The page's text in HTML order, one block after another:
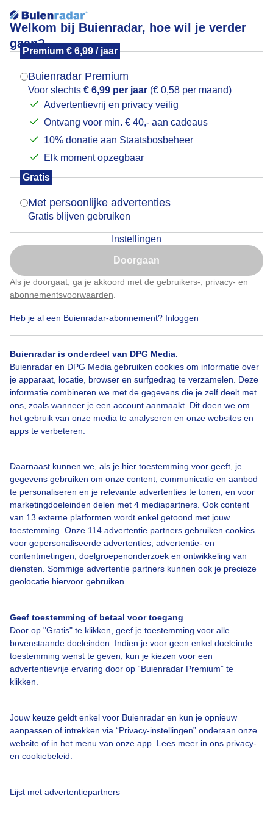
Welkom bij Buienradar, hoe wil je verder
gaan?
Premium € 6,99 / jaar
Buienradar Premium
Voor slechts € 6,99 per jaar (€ 0,58 per maand)
Advertentievrij en privacy veilig
Ontvang voor min. € 40,- aan cadeaus
10% donatie aan Staatsbosbeheer
Elk moment opzegbaar
Gratis
Met persoonlijke advertenties
Gratis blijven gebruiken
Instellingen
Doorgaan
Als je doorgaat, ga je akkoord met de gebruikers- privacy- en
abonnementsvoorwaarden
Heb je al een Buienradar-abonnement? Inloggen
Buienradar is onderdeel van DPG Media.
Buienradar en DPG Media gebruiken cookies om informatie over
je apparaat, locatie, browser en surfgedrag te verzamelen. Deze
informatie combineren we met de gegevens die je zelf deelt met
ons, zoals wanneer je een account aanmaakt. Dit doen we om
het gebruik van onze media te analyseren en onze websites en
apps te verbeteren.
Daarnaast kunnen we, als je hier toestemming voor geeft, je
gegevens gebruiken om onze content, communicatie en aanbod
te personaliseren en je relevante advertenties te tonen, en voor
marketingdoeleinden delen met 4 mediapartners. Ook content
van 13 externe platformen wordt enkel getoond met jouw
toestemming. Onze 114 advertentie partners gebruiken cookies
voor gepersonaliseerde advertenties, advertentie- en
contentmetingen, doelgroepenonderzoek en ontwikkeling van
diensten. Sommige advertentie partners kunnen ook je precieze
geolocatie hiervoor gebruiken.
Geef toestemming of betaal voor toegang
Door op "Gratis" te klikken, geef je toestemming voor alle
bovenstaande doeleinden. Indien je voor geen enkel doeleinde
toestemming wenst te geven, kun je kiezen voor een
advertentievrije ervaring door op “Buienradar Premium” te
klikken.
Jouw keuze geldt enkel voor Buienradar en kun je opnieuw
aanpassen of intrekken via “Privacy-instellingen” onderaan onze
website of in het menu van onze app. Lees meer in ons privacy-
en cookiebeleid
Lijst met advertentiepartners
Een mooi plekje om te grazen. Polder van Eemnes
vanmiddag.
Bekijk slideshow
Een moment geduld aub...
Over Buienradar
Veelgestelde vragen
Contact
Toegankelijkheid
Gebruikersvoorwaarden
Buienradar Team
Privacy beleid
Mogen we je locatie gebruiken voor het
Indien je hier nog geen akkoord op hebt gegeven,
verschijnt er zo een pop-up uit je browser waarin
Is goed, toon de popup
Nu niet, misschien later
Klik hierom dit aan te passen